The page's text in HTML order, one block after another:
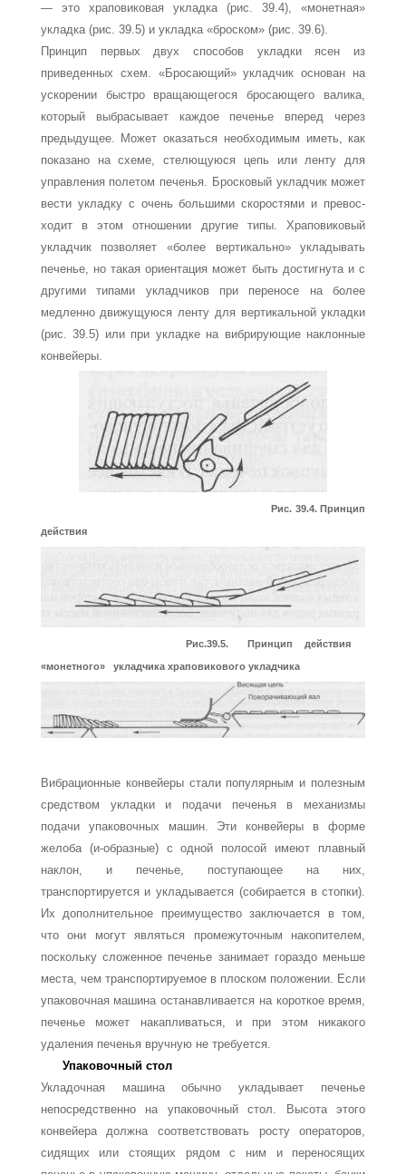
— это храповиковая укладка (рис. 39.4), «монетная»
укладка (рис. 39.5) и укладка «броском» (рис. 39.6).
Принцип первых двух способов укладки ясен из
приведенных схем. «Бросающий» укладчик основан на
ускорении быстро вращающегося бросающего валика,
который выбрасывает каждое печенье вперед через
предыдущее. Может оказаться необходимым иметь, как
показано на схеме, стелющуюся цепь или ленту для
управления полетом пече­нья. Бросковый укладчик может
вести укладку с очень большими скоростями и превос­
ходит в этом отношении другие типы. Храповиковый
укладчик позволяет «более верти­кально» укладывать
печенье, но такая ориентация может быть достигнута и с
другими типами укладчиков при переносе на более
медленно движущуюся ленту для вертикаль­ной укладки
(рис. 39.5) или при укладке на вибрирующие наклонные
конвейеры.
Рис. 39.4. Принцип
действия
Рис.39.5. Принцип действия
«монетного» укладчика храповикового укладчика
Вибрационные конвейеры стали популярным и полезным
средством укладки и по­дачи печенья в механизмы
подачи упаковочных машин. Эти конвейеры в форме
жело­ба (и-образные) с одной полосой имеют плавный
наклон, и печенье, поступающее на них,
транспортируется и укладывается (собирается в стопки).
Их дополнительное пре­имущество заключается в том,
что они могут являться промежуточным накопителем,
поскольку сложенное печенье занимает гораздо меньше
места, чем транспортируемое в плоском положении. Если
упаковочная машина останавливается на короткое время,
печенье может накапливаться, и при этом никакого
удаления печенья вручную не тре­буется.
Упаковочный стол
Укладочная машина обычно укладывает печенье
непосредственно на упаковочный стол. Высота этого
конвейера должна соответствовать росту операторов,
сидящих или сто­ящих рядом с ним и переносящих